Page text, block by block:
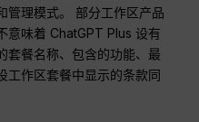
管理模式。 部分工作区产品
意味着 ChatGPT Plus 设有
套餐名称、包含的功能、最
工作区套餐中显示的条款同